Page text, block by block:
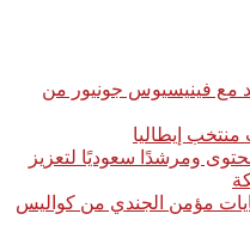
مع فينيسيوس جونيور من
إيطاليا
يؤهل 45 صانع محتوى ومرشدًا سعوديًا لتعزيز
مؤمن الجندي من كواليس